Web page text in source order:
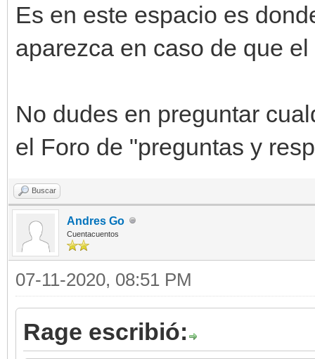
Es en este espacio es
aparezca en caso de que
No dudes en preguntar
el Foro de "preguntas y
Buscar
Andres Go
Cuentacuentos
07-11-2020, 08:51 PM
Rage escribió: